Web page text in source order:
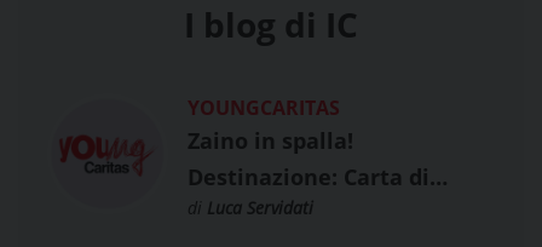
I blog di IC
YOUNGCARITAS
Zaino in spalla!
Destinazione: Carta di
Leuca 2026
di Luca Servidati